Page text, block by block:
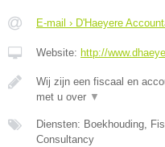
E-mail › D'Haeyere
Website: http://
Wij zijn een fiscaal en
met u over ▼
Diensten: Boekhouding,
Consultancy